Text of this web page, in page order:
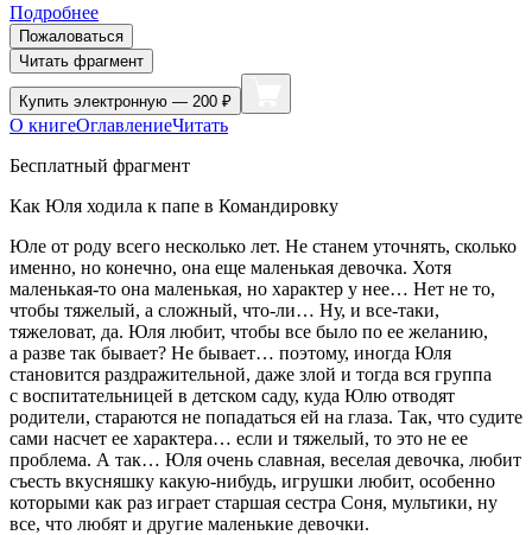
Подробнее
Пожаловаться
Читать фрагмент
Купить электронную — 200 ₽
О книгеОглавлениеЧитать
Бесплатный фрагмент
Как Юля ходила к папе в Командировку
Юле от роду всего несколько лет. Не станем уточнять, сколько
именно, но конечно, она еще маленькая девочка. Хотя
маленькая-то она маленькая, но характер у нее… Нет не то,
чтобы тяжелый, а сложный, что-ли… Ну, и все-таки,
тяжеловат, да. Юля любит, чтобы все было по ее желанию,
а разве так бывает? Не бывает… поэтому, иногда Юля
становится раздражительной, даже злой и тогда вся группа
с воспитательницей в детском саду, куда Юлю отводят
родители, стараются не попадаться ей на глаза. Так, что судите
сами насчет ее характера… если и тяжелый, то это не ее
проблема. А так… Юля очень славная, веселая девочка, любит
съесть вкусняшку какую-нибудь, игрушки любит, особенно
которыми как раз играет старшая сестра Соня, мультики, ну
все, что любят и другие маленькие девочки.